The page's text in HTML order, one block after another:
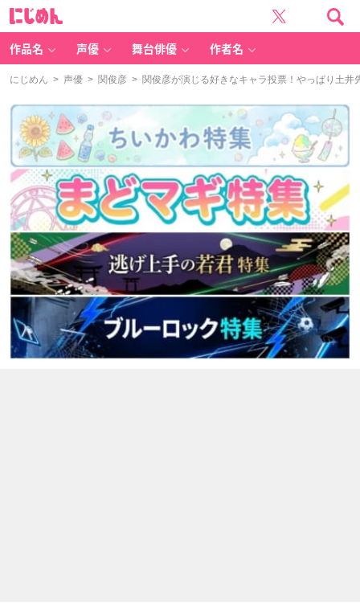
作品名 声優 舞台俳優 作者名
にじめん > 声優 > 関俊彦 > 関俊彦が演じる好きなキャラ投票！やっぱり土井